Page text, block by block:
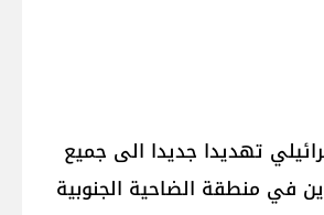
تهديدا جديدا الى جميع
في منطقة الضاحية الجنوبية